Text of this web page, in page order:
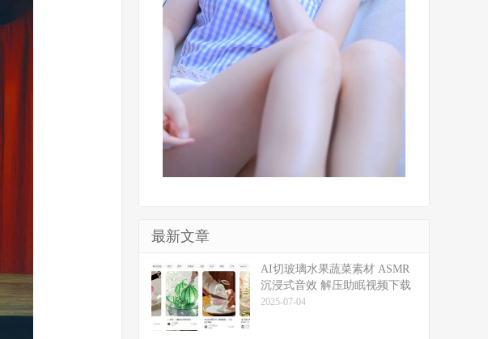
最新文章
​​AI切玻璃水果蔬菜素材 ASMR
沉浸式音效 解压助眠视频下载
2025-07-04